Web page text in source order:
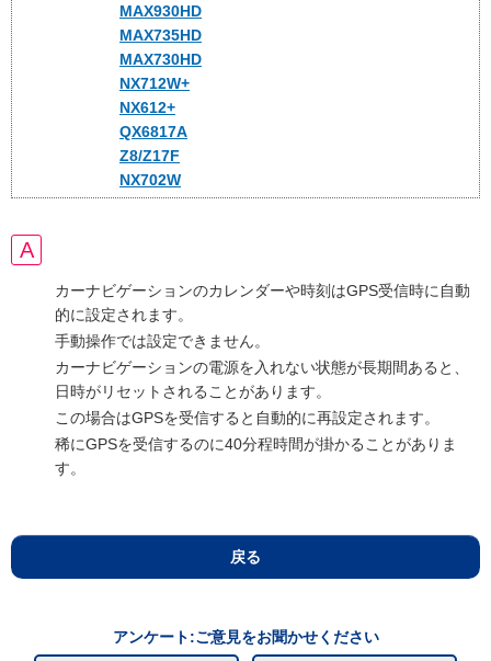
MAX930HD
MAX735HD
MAX730HD
NX712W+
NX612+
QX6817A
Z8/Z17F
NX702W
カーナビゲーションのカレンダーや時刻はGPS受信時に自動
的に設定されます。
手動操作では設定できません。
カーナビゲーションの電源を入れない状態が長期間あると、
日時がリセットされることがあります。
この場合はGPSを受信すると自動的に再設定されます。
稀にGPSを受信するのに40分程時間が掛かることがありま
す。
戻る
アンケート:ご意見をお聞かせください